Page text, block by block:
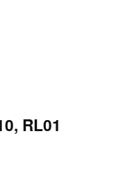
RL01